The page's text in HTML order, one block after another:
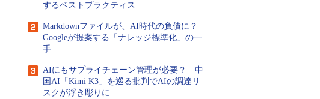
するベストプラクティス
Markdownファイルが、AI時代の負債に？
Googleが提案する「ナレッジ標準化」の一
手
AIにもサプライチェーン管理が必要？ 中
国AI「Kimi K3」を巡る批判でAIの調達リ
スクが浮き彫りに